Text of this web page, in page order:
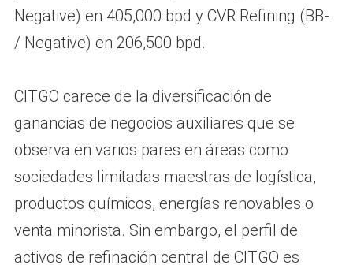
Negative) en 405,000 bpd y CVR Refining (BB-
/ Negative) en 206,500 bpd.
CITGO carece de la diversificación de
ganancias de negocios auxiliares que se
observa en varios pares en áreas como
sociedades limitadas maestras de logística,
productos químicos, energías renovables o
venta minorista. Sin embargo, el perfil de
activos de refinación central de CITGO es